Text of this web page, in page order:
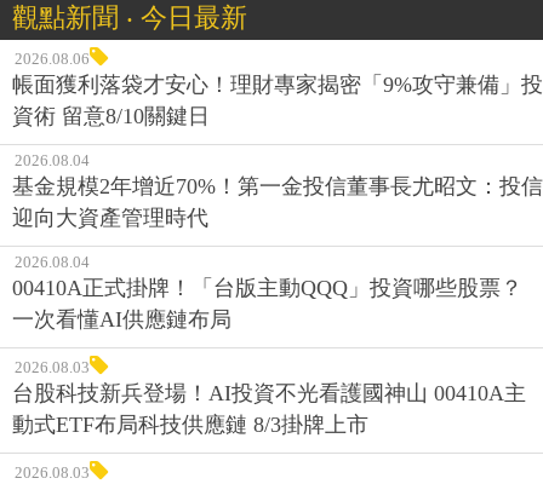
觀點新聞 ‧ 今日最新
2026.08.06
帳面獲利落袋才安心！理財專家揭密「9%攻守兼備」投
資術 留意8/10關鍵日
2026.08.04
基金規模2年增近70%！第一金投信董事長尤昭文：投信
迎向大資產管理時代
2026.08.04
00410A正式掛牌！「台版主動QQQ」投資哪些股票？
一次看懂AI供應鏈布局
2026.08.03
台股科技新兵登場！AI投資不光看護國神山 00410A主
動式ETF布局科技供應鏈 8/3掛牌上市
2026.08.03